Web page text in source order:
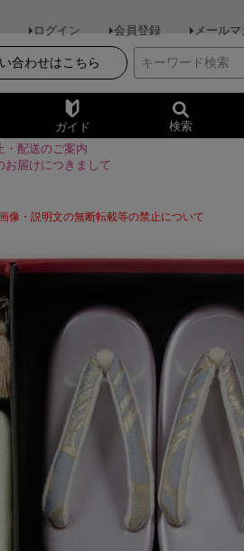
ログイン
会員登録 メール
合わせはこちら
ガイド 検索
・配送のご案内
お届けにつきまして
像・説明文の無断転載等の禁止について